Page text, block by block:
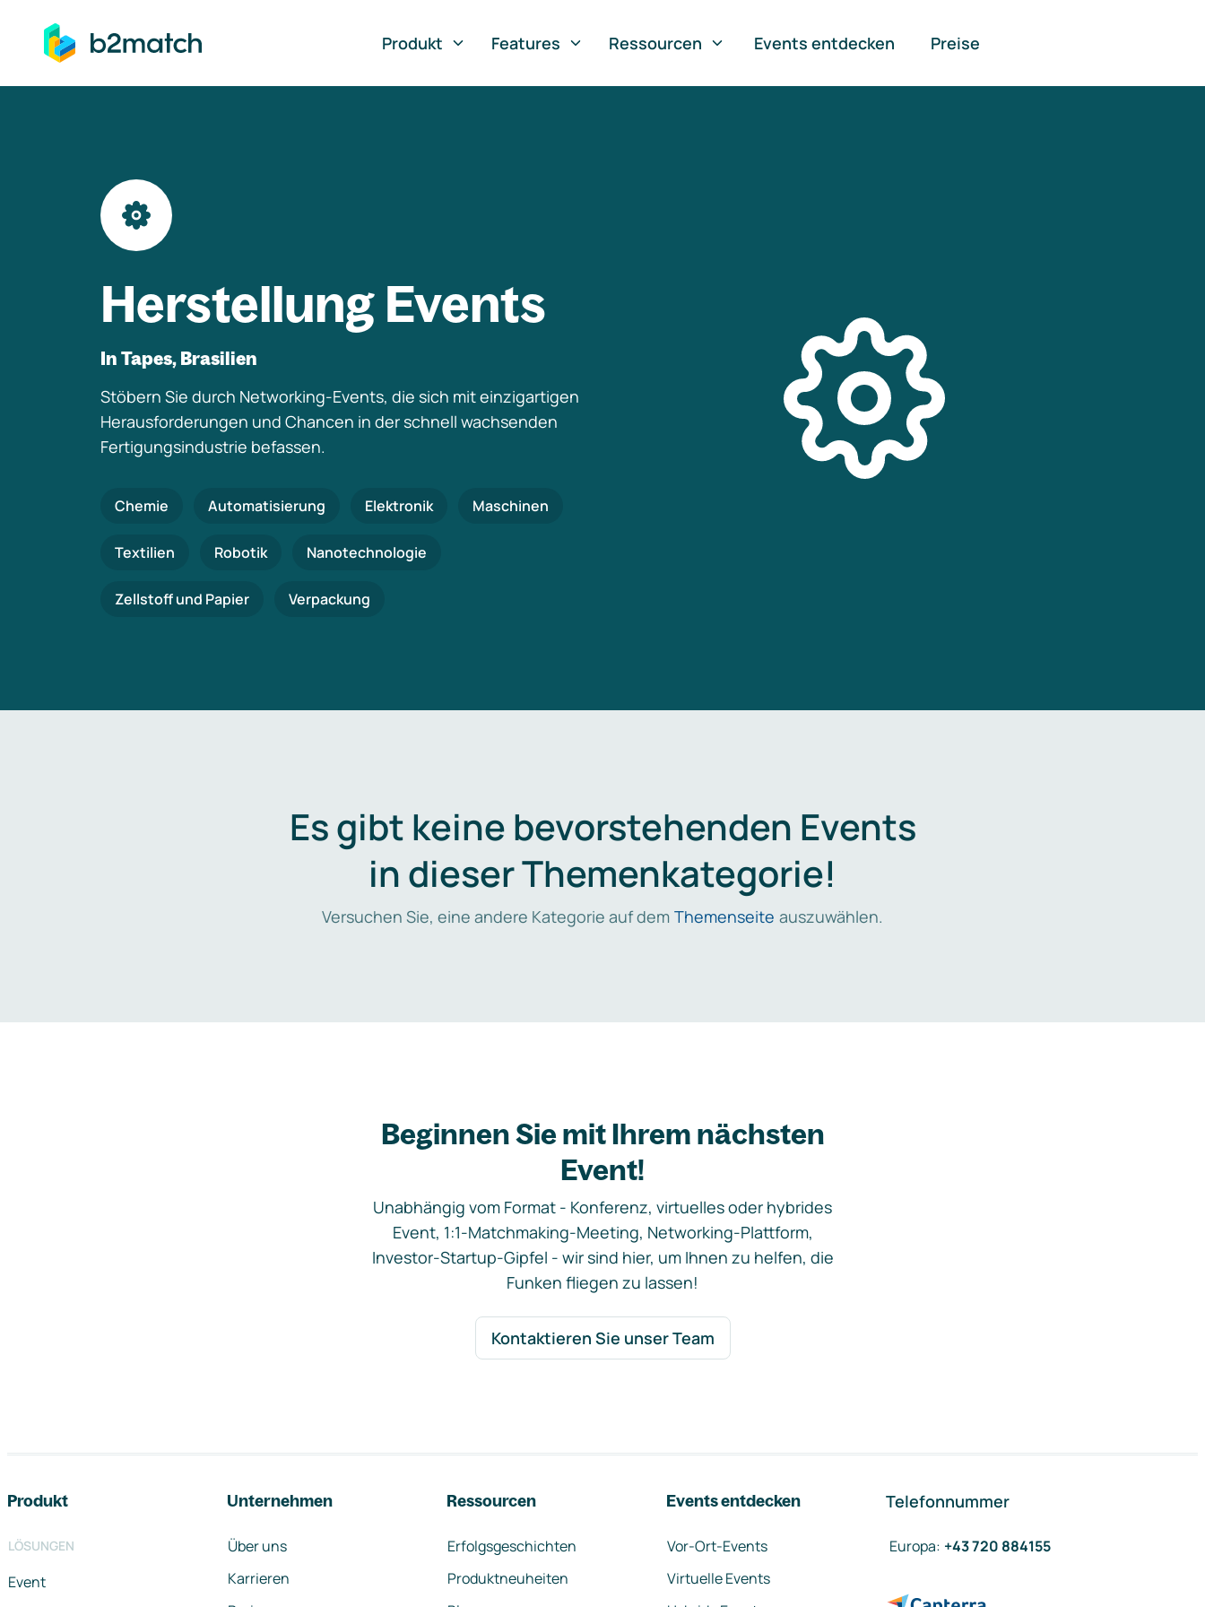
springen
Produkt
Features Ressourcen Events entdecken Preise
Herstellung Events
In Tapes, Brasilien
Stöbern Sie durch Networking-Events, die sich mit einzigartigen
Herausforderungen und Chancen in der schnell wachsenden
Fertigungsindustrie befassen.
Chemie Automatisierung Elektronik Maschinen
Textilien Robotik Nanotechnologie
Zellstoff und Papier Verpackung
Es gibt keine bevorstehenden Events
in dieser Themenkategorie!
Versuchen Sie, eine andere Kategorie auf dem Themenseite auszuwählen.
Beginnen Sie mit Ihrem nächsten
Event!
Unabhängig vom Format - Konferenz, virtuelles oder hybrides
Event, 1:1-Matchmaking-Meeting, Networking-Plattform,
Investor-Startup-Gipfel - wir sind hier, um Ihnen zu helfen, die
Funken fliegen zu lassen!
Kontaktieren Sie unser Team
Produkt
LÖSUNGEN
Event
Unternehmen
Über uns
Karrieren
Ressourcen
Erfolgsgeschichten
Produktneuheiten
Events entdecken
Vor-Ort-Events
Virtuelle Events
Telefonnummer
Europa: +43 720 884155